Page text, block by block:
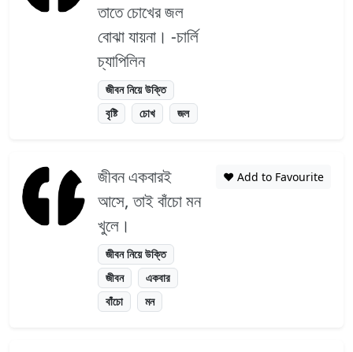
তাতে চোখের জল
বোঝা যায়না। -চার্লি
চ্যাপিলিন
জীবন নিয়ে উক্তি
বৃষ্টি
চোখ জল
জীবন একবারই
আসে, তাই বাঁচো মন
খুলে।
জীবন নিয়ে উক্তি
জীবন
একবার
বাঁচো
মন
❤️ Add to Favourite